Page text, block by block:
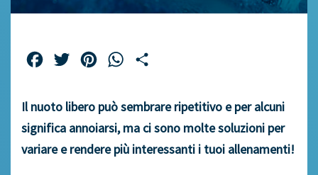
FacebookTwitterPinterestWhatsApp
Il nuoto libero può sembrare ripetitivo e per alcuni
significa annoiarsi, ma ci sono molte soluzioni per
variare e rendere più interessanti i tuoi allenamenti!